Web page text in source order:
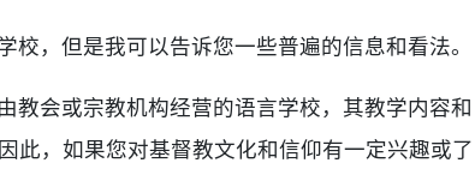
，但是我可以告诉您一些普遍的信息和看法。
教会或宗教机构经营的语言学校，其教学内容和
此，如果您对基督教文化和信仰有一定兴趣或了